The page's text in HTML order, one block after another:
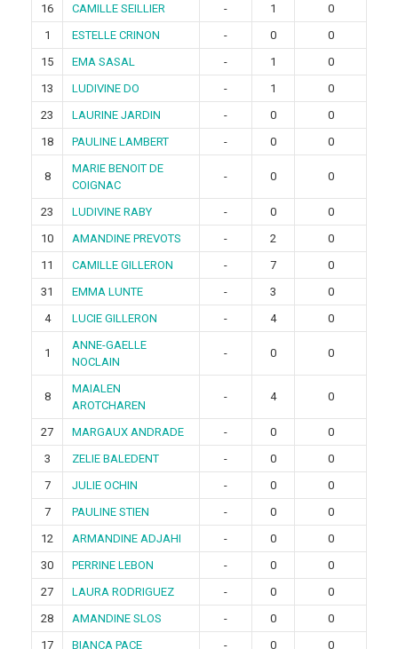
16 CAMILLE SEILLIER - 1
0
1
ESTELLE CRINON - 0
0
15
EMA SASAL - 1
0
13
LUDIVINE DO - 1
0
23
LAURINE JARDIN - 0
0
18
PAULINE LAMBERT - 0 0
8
MARIE BENOIT DE
COIGNAC
- 0 0
23 LUDIVINE RABY - 0
0
10
AMANDINE PREVOTS - 2
0
11
CAMILLE GILLERON - 7
0
31
EMMA LUNTE - 3
0
4
LUCIE GILLERON - 4 0
1
ANNE-GAELLE
NOCLAIN
- 0 0
8
MAIALEN
AROTCHAREN
- 4 0
27 MARGAUX ANDRADE - 0
0
3
ZELIE BALEDENT - 0
0
7
JULIE OCHIN - 0
0
7
PAULINE STIEN - 0
0
12
ARMANDINE ADJAHI - 0
0
30
PERRINE LEBON - 0
0
27
LAURA RODRIGUEZ - 0
0
28
AMANDINE SLOS - 0
0
17
BIANCA PACE - 0
0